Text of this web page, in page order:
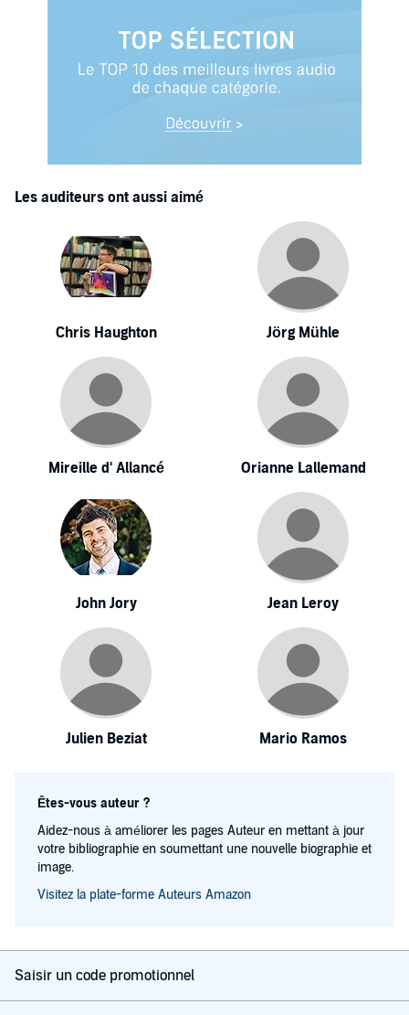
Les auditeurs ont aussi aimé
Chris Haughton Jörg Mühle
Mireille d' Allancé Orianne Lallemand
John Jory Jean Leroy
Julien Beziat Mario Ramos
Êtes-vous auteur ?
Aidez-nous à améliorer les pages Auteur en mettant à jour
votre bibliographie en soumettant une nouvelle biographie et
image.
Visitez la plate-forme Auteurs Amazon
Saisir un code promotionnel